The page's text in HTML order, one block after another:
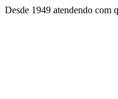
Desde 1949 atendendo com